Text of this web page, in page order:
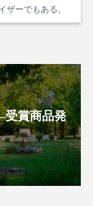
ーでもある。
賞商品発